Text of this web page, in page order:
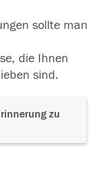
sollte man
die Ihnen
sind.
zu